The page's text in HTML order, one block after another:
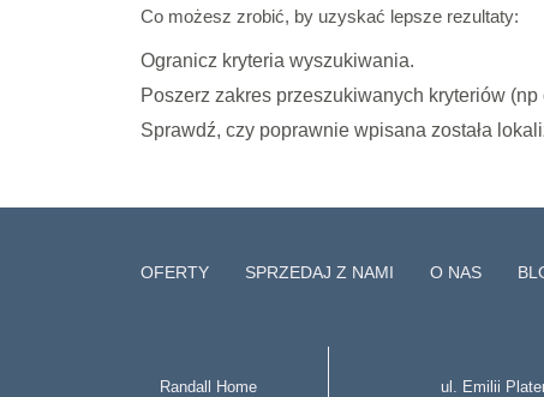
Co możesz zrobić, by uzyskać lepsze rezultaty:
Ogranicz kryteria wyszukiwania.
Poszerz zakres przeszukiwanych kryteriów (np
Sprawdź, czy poprawnie wpisana została
OFERTY SPRZEDAJ Z NAMI O NAS
Randall Home ul. Emilii